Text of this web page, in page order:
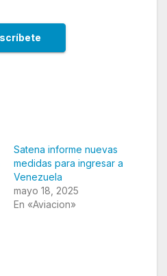
Satena informe nuevas
medidas para ingresar a
Venezuela
mayo 18, 2025
En «Aviacion»